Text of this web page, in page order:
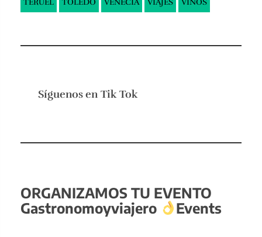
TERUEL TOLEDO VENECIA VIAJES VINOS
Síguenos en Tik Tok
ORGANIZAMOS TU EVENTO
Gastronomoyviajero
Events